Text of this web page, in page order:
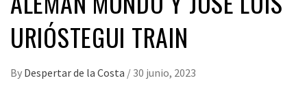
URIÓSTEGUI TRAIN
By Despertar de la Costa / 30 junio, 2023